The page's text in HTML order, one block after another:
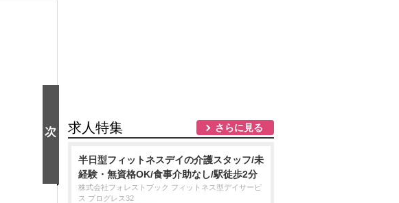
求人特集 さらに見る
半日型フィットネスデイの介護スタッフ/未
経験・無資格OK/食事介助なし/駅徒歩2分
株式会社フォレストブック フィットネス型デイサービ
ス プログレス32